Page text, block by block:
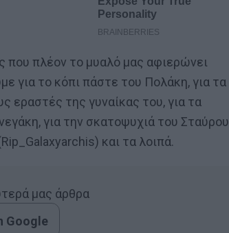
που πλέον το μυαλό μας αφιερώνει
για το κόπι πάστε του Πολάκη, για τα
εραστές της γυναίκας του, για τα
για την σκατοψυχιά του Σταύρου
και τα λοιπά.
μας άρθρα
Google